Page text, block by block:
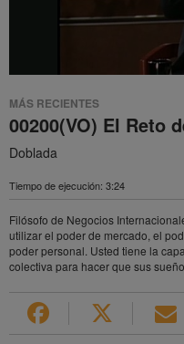
MÁS RECIENTES
00200(VO) El Reto
Doblada
Tiempo de ejecución: 3:24
Filósofo de Negocios
utilizar el poder de mercado, el
poder personal. Usted tiene la
colectiva para hacer que sus